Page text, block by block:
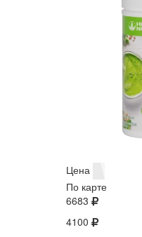
Цена
По карте
6683
4100